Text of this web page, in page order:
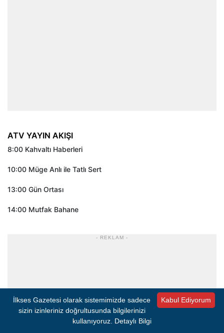
ATV YAYIN AKIŞI
8:00 Kahvaltı Haberleri
10:00 Müge Anlı ile Tatlı Sert
13:00 Gün Ortası
14:00 Mutfak Bahane
- REKLAM -
Kabul Ediyorum
İlkses Gazetesi olarak sistemimizde sadece
sizin izinleriniz doğrultusunda bilgilerinizi
kullanıyoruz. Detaylı Bilgi